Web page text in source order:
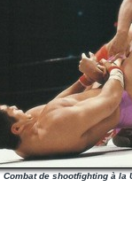
Combat de shootfighting à la